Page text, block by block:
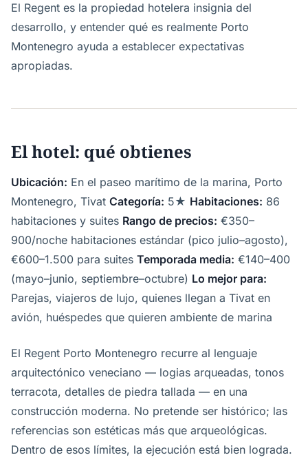
El Regent es la propiedad hotelera insignia del
desarrollo, y entender qué es realmente Porto
Montenegro ayuda a establecer expectativas
apropiadas.
El hotel: qué obtienes
Ubicación: En el paseo marítimo de la marina, Porto
Montenegro, Tivat Categoría: 5★ Habitaciones: 86
habitaciones y suites Rango de precios: €350–
900/noche habitaciones estándar (pico julio–agosto),
€600–1.500 para suites Temporada media: €140–400
(mayo–junio, septiembre–octubre) Lo mejor para:
Parejas, viajeros de lujo, quienes llegan a Tivat en
avión, huéspedes que quieren ambiente de marina
El Regent Porto Montenegro recurre al lenguaje
arquitectónico veneciano — logias arqueadas, tonos
terracota, detalles de piedra tallada — en una
construcción moderna. No pretende ser histórico; las
referencias son estéticas más que arqueológicas.
Dentro de esos límites, la ejecución está bien lograda.